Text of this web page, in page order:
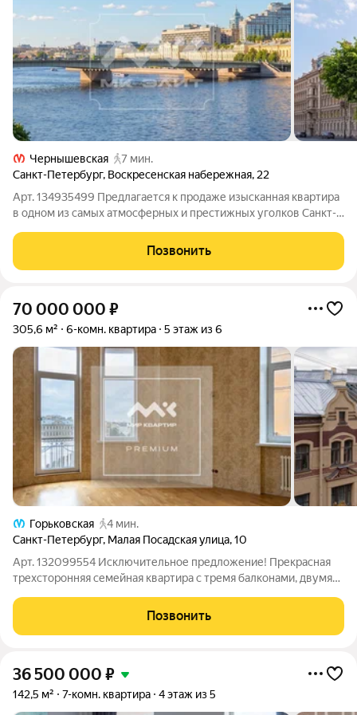
Чернышевская
7 мин.
Санкт-Петербург, Воскресенская набережная, 22
Арт. 134935499 Предлагается к продаже изысканная квартира
в одном из самых атмосферных и престижных уголков Санкт-
этаже дома с лифтом, что обеспечивает комфорт и удобство
проживания, а
Позвонить
70 000 000 ₽
305,6 м² 6-комн. квартира 5 этаж из 6
Горьковская
4 мин.
Санкт-Петербург, Малая Посадская улица,10
Арт. 132099554 Исключительное предложение! Прекрасная
трехсторонняя семейная квартира с тремя балконами, двумя
перспективу Малой Посадской в сторону Каменноостровского
проспекта, Малую
Позвонить
36 500 000 ₽
142,5 м² 7-комн. квартира 4 этаж из 5